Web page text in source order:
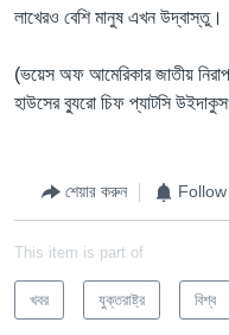
লাখেরও বেশি মানুষ এখন উদ্বাস্তু।
(ভয়েস অফ আমেরিকার জাতীয়
হাউসের ব্যুরো চিফ প্যাটসি
শেয়ার করুন
This item is part of
খবর যুক্তরাষ্ট্র বিশ্ব